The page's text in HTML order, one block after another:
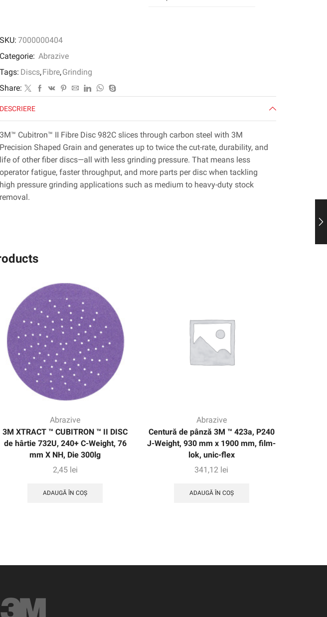
Disc
982C,
mm
x
16
mm,
80+
SKU: 7000000404
Categorie: Abrazive
Tags: Discs,Fibre,Grinding
Share:
DESCRIERE
3M™ Cubitron™ II Fibre Disc 982C slices through carbon steel with 3M
Precision Shaped Grain and generates up to twice the cut-rate, durability, and
life of other fiber discs—all with less grinding pressure. That means less
operator fatigue, faster throughput, and more parts per disc when tackling
high pressure grinding applications such as medium to heavy-duty stock
removal.
Abrazive
3M XTRACT ™ CUBITRON ™ II DISC
de hârtie 732U, 240+ C-Weight, 76
mm X NH, Die 300lg
2,45 lei
ADAUGĂ ÎN COȘ
Abrazive
Centură de pânză 3M ™ 423a, P240
J-Weight, 930 mm x 1900 mm, film-
lok, unic-flex
341,12 lei
ADAUGĂ ÎN COȘ